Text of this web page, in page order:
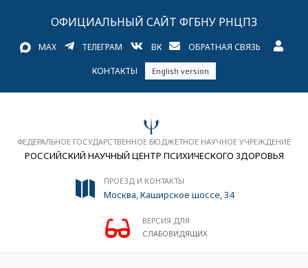
ОФИЦИАЛЬНЫЙ САЙТ ФГБНУ РНЦПЗ
MAX ТЕЛЕГРАМ ВК ОБРАТНАЯ СВЯЗЬ
КОНТАКТЫ English version
ФЕДЕРАЛЬНОЕ ГОСУДАРСТВЕННОЕ БЮДЖЕТНОЕ НАУЧНОЕ УЧРЕЖДЕНИЕ
РОССИЙСКИЙ НАУЧНЫЙ ЦЕНТР ПСИХИЧЕСКОГО ЗДОРОВЬЯ
ПРОЕЗД И КОНТАКТЫ
Москва, Каширское шоссе, 34
ВЕРСИЯ ДЛЯ
СЛАБОВИДЯЩИХ